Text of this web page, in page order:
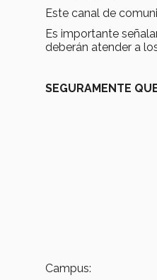
Este canal de
Es importante
deberán atender a
SEGURAMENTE
Campus: